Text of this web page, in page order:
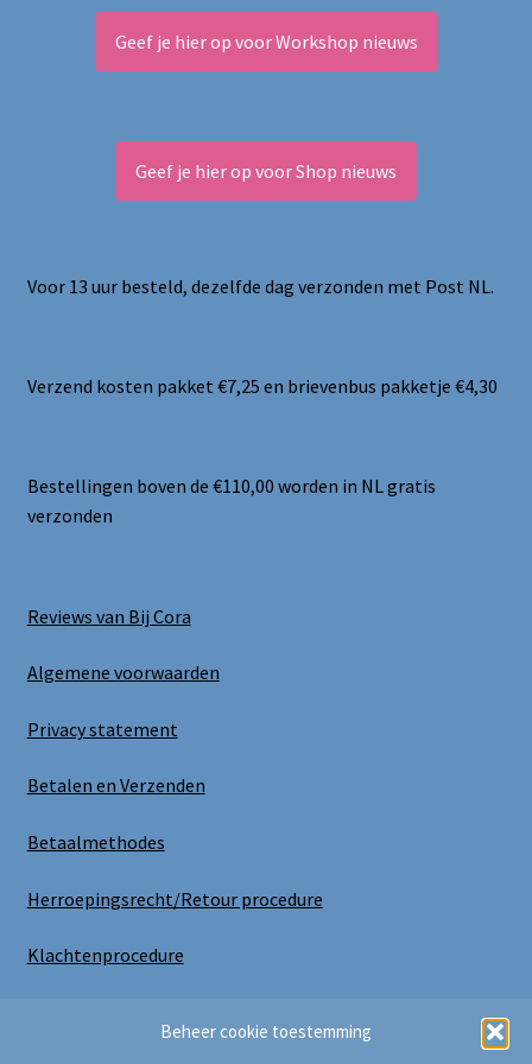
Beheer cookie toestemming
Geef je hier op voor Workshop nieuws
Geef je hier op voor Shop nieuws
Voor 13 uur besteld, dezelfde dag verzonden met Post NL.
Verzend kosten pakket €7,25 en brievenbus pakketje €4,30
Bestellingen boven de €110,00 worden in NL gratis
verzonden
Reviews van Bij Cora
Algemene voorwaarden
Privacy statement
Betalen en Verzenden
Betaalmethodes
Herroepingsrecht/Retour procedure
Klachtenprocedure